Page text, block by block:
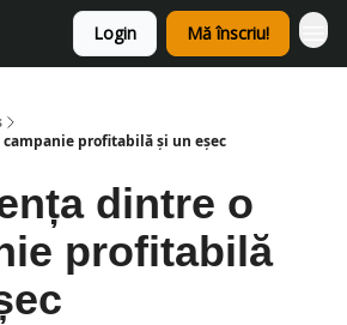
Login Mă înscriu!
profitabilă și un eșec
dintre o
profitabilă